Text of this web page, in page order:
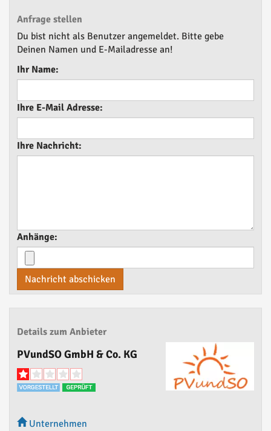
Anfrage stellen
Du bist nicht als Benutzer angemeldet. Bitte gebe
Deinen Namen und E-Mailadresse an!
Ihr Name:
Ihre E-Mail Adresse:
Ihre Nachricht:
Anhänge:
Nachricht abschicken
Details zum Anbieter
PVundSO GmbH & Co. KG
Unternehmen